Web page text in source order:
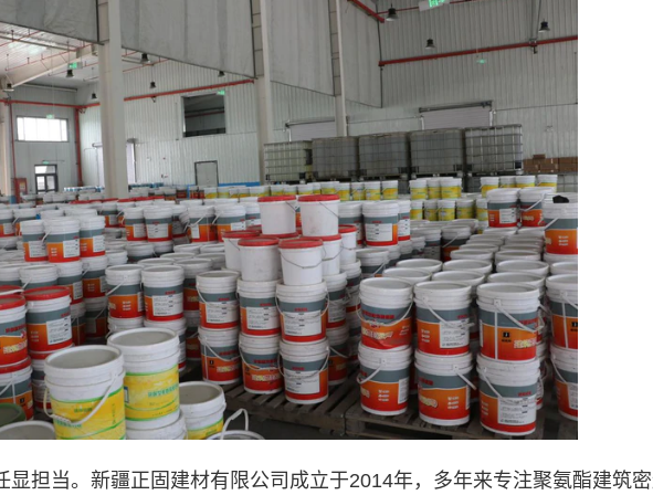
显担当。新疆正固建材有限公司成立于2014年，多年来专注聚氨酯建筑